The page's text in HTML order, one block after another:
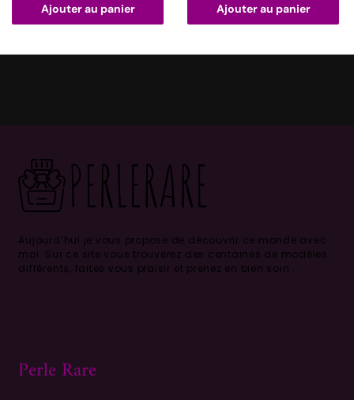
Ajouter au panier Ajouter au panier
Aujourd’hui je vous propose de découvrir ce monde avec
moi. Sur ce site vous trouverez des centaines de modèles
différents, faites vous plaisir et prenez en bien soin .
Perle Rare